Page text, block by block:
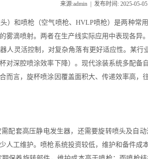
来源:admin | 发布时间: 2025-05-
头）和喷枪（空气喷枪、HVLP喷枪）是两种
雾滴喷射。两者在生产线实际应用中表现各
人灵活控制，对复杂角落有更好适应性。某
对深腔喷涂效率下降）。现代涂装系统多配
而言，旋杯喷涂因覆盖面积大、传递效率高
配套高压静电发生器，还需要旋转喷头及自
人工维护。喷枪系统投资较低，维护和备件